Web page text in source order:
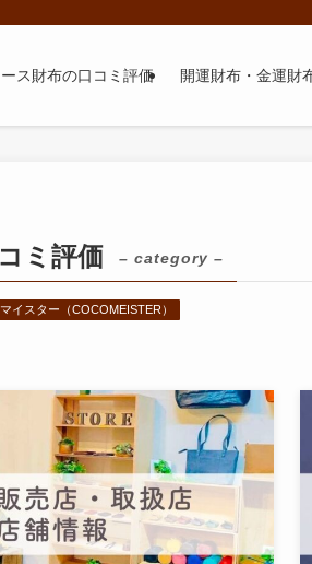
ス財布の口コミ評価 開運財布・金運財
ミ評価 – category –
イスター（COCOMEISTER）